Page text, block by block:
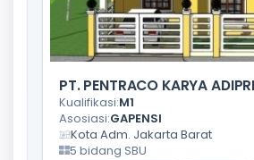
PT. PENTRACO KARYA
Kualifikasi:M1
Asosiasi:GAPENSI
Kota Adm. Jakarta Barat
5 bidang SBU